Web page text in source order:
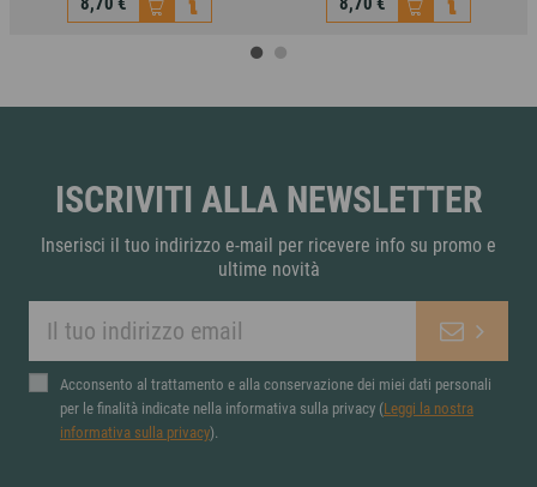
8,70 €
blend teas - ginger &
8,70 €
ISCRIVITI ALLA NEWSLETTER
Inserisci il tuo indirizzo e-mail per ricevere info su promo e
ultime novità
Acconsento al trattamento e alla conservazione dei miei dati personali
per le finalità indicate nella informativa sulla privacy (Leggi la nostra
informativa sulla privacy).